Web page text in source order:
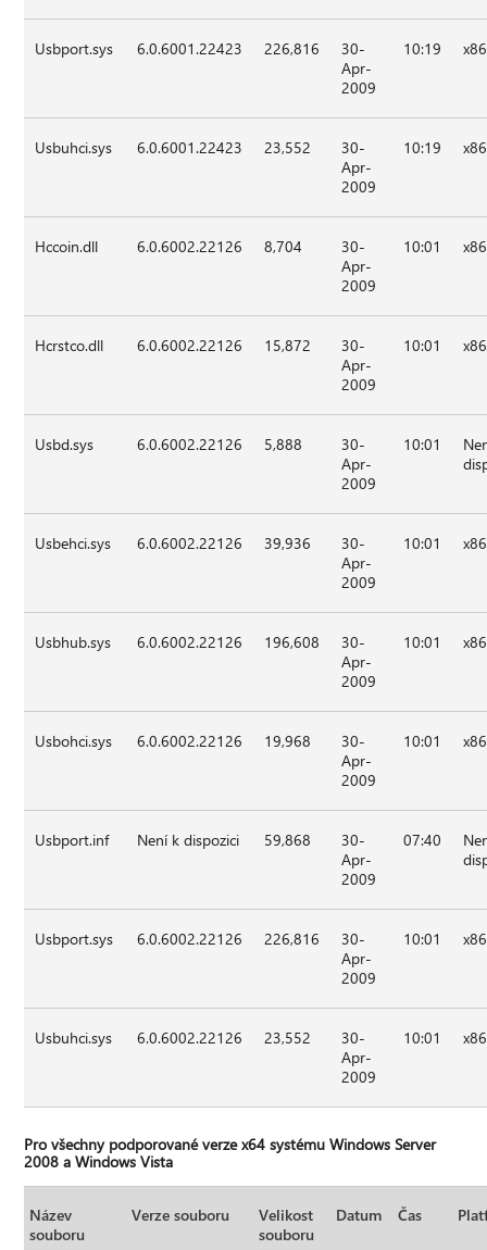
Usbport.sys 6.0.6001.22423 226,816
30-
Apr-
2009
10:19 x86
Usbuhci.sys 6.0.6001.22423 23,552
30-
Apr-
2009
10:19 x86
Hccoin.dll 6.0.6002.22126 8,704
30-
Apr-
2009
10:01 x86
Hcrstco.dll 6.0.6002.22126 15,872
30-
Apr-
2009
10:01 x86
Usbd.sys 6.0.6002.22126 5,888
30-
Apr-
2009
10:01
Usbehci.sys 6.0.6002.22126 39,936
30-
Apr-
2009
10:01 x86
Usbhub.sys 6.0.6002.22126 196,608
30-
Apr-
2009
10:01 x86
Usbohci.sys 6.0.6002.22126 19,968
30-
Apr-
2009
10:01 x86
Usbport.inf Není k dispozici 59,868
30-
Apr-
2009
07:40
Usbport.sys 6.0.6002.22126 226,816
30-
Apr-
2009
10:01 x86
Usbuhci.sys 6.0.6002.22126 23,552
30-
Apr-
2009
10:01 x86
Pro všechny podporované verze x64 systému Windows Server
2008 a Windows Vista
Název
souboru
Verze souboru
Velikost
souboru
Datum Čas